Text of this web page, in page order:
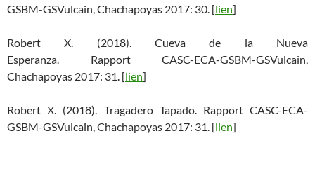
GSBM-GSVulcain, Chachapoyas 2017: 30. [lien]
Robert X. (2018). Cueva de la Nueva
Esperanza. Rapport CASC-ECA-GSBM-GSVulcain,
Chachapoyas 2017: 31. [lien]
Robert X. (2018). Tragadero Tapado. Rapport CASC-ECA-
GSBM-GSVulcain, Chachapoyas 2017: 31. [lien]